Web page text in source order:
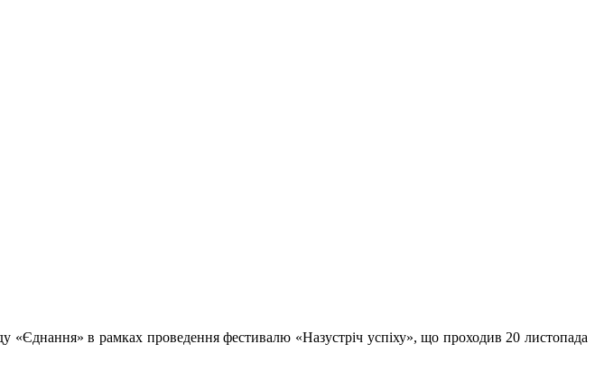
«Єднання» в рамках проведення фестивалю «Назустріч успіху», що проходив 20 листопада